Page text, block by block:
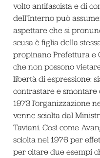
volto antifascista e di
dell’Interno può
aspettare che si
scusa è figlia della
propinano Prefettura e
che non possono
libertà di espressione:
contrastare e smontare
1973 l’organizzazione
venne sciolta dal
Taviani. Così come
sciolta nel 1976 per
per citare due esempi